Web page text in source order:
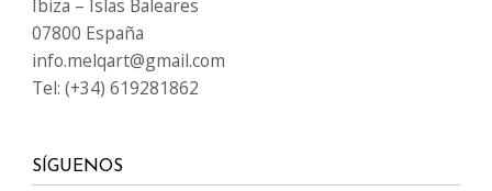
Ibiza – Islas Baleares
07800 España
info.melqart@gmail.com
Tel: (+34) 619281862
SÍGUENOS